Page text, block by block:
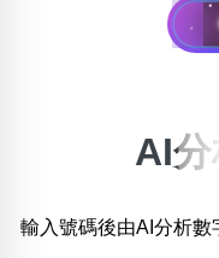
位置:
AI
輸入號碼後由AI分析數